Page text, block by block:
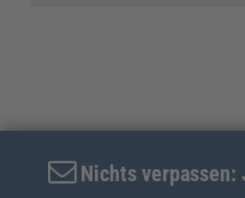
Nichts